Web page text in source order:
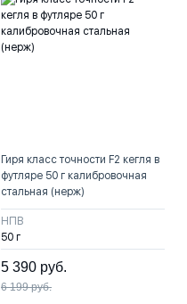
Гиря класс точности F2 кегля в
футляре 50 г калибровочная
стальная (нерж)
НПВ
50 г
5 390 руб.
6 199руб.